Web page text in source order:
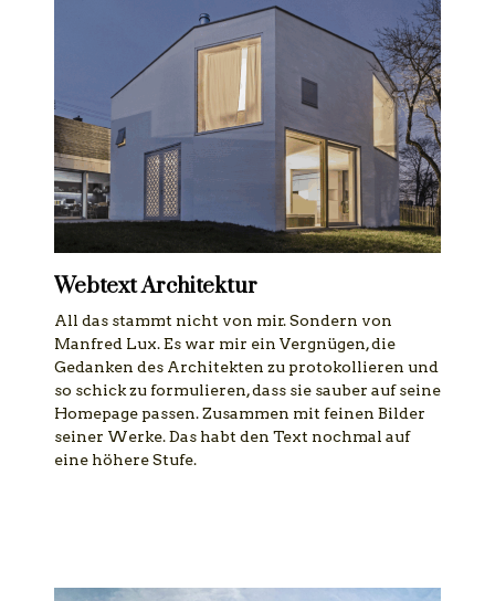
Webtext Architektur
All das stammt nicht von mir. Sondern von
Manfred Lux. Es war mir ein Vergnügen, die
Gedanken des Architekten zu protokollieren und
so schick zu formulieren, dass sie sauber auf seine
Homepage passen. Zusammen mit feinen Bilder
seiner Werke. Das habt den Text nochmal auf
eine höhere Stufe.